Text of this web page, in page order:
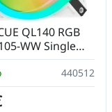
440512
QL140 RGB
WW Single